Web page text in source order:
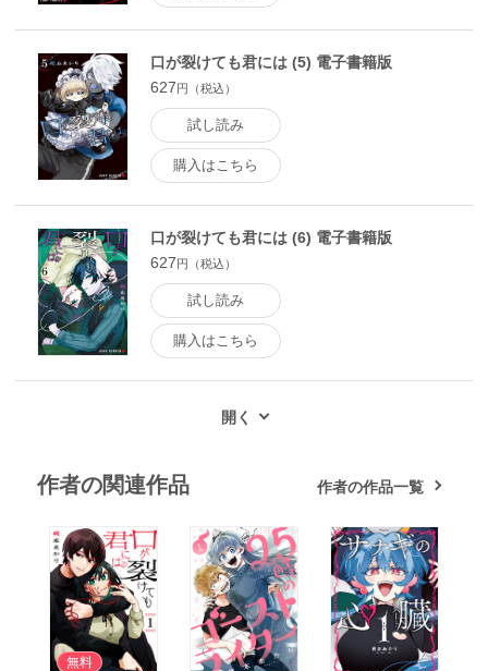
口が裂けても君には (5) 電子書籍版
627円（税込）
試し読み
購入はこちら
口が裂けても君には (6) 電子書籍版
627円（税込）
試し読み
購入はこちら
作者の関連作品 作者の作品一覧
無料